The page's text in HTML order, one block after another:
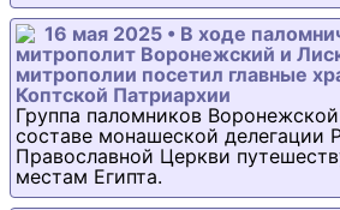
16 мая 2025 • В ходе
митрополит Воронежский и
митрополии посетил главные
Коптской Патриархии
Группа паломников
составе монашеской делегации
Православной Церкви
местам Египта.